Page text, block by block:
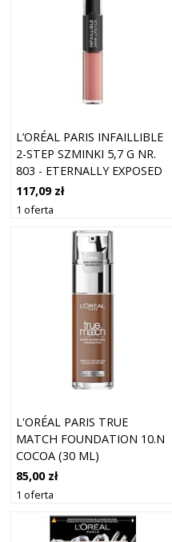
L’ORÉAL PARIS INFAILLIBLE
2-STEP SZMINKI 5,7 G NR.
803 - ETERNALLY EXPOSED
117,09 zł
1 oferta
L'ORÉAL PARIS TRUE
MATCH FOUNDATION 10.N
COCOA (30 ML)
85,00 zł
1 oferta